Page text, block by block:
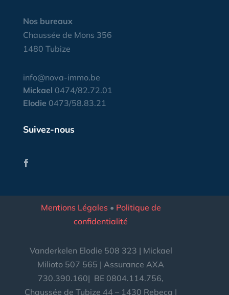
Nos bureaux
Chaussée de Mons 356
1480 Tubize
info@nova-immo.be
Mickael 0474/82.72.01
Elodie 0473/58.83.21
Suivez-nous
Mentions Légales• Politique de
confidentialité
Vanderkelen Elodie 508 323 | Mickael
Milioto 507 565 | Assurance AXA
730.390.160| BE 0804.114.756,
Chaussée de Tubize 44 – 1430 Rebecq |